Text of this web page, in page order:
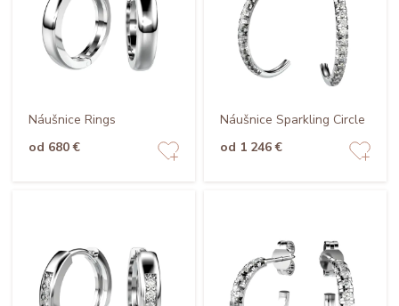
Náušnice Rings
od 680 €
Náušnice Sparkling Circle
od 1 246 €